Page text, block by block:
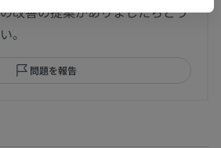
改善の提案がありましたらどう
。
問題を報告